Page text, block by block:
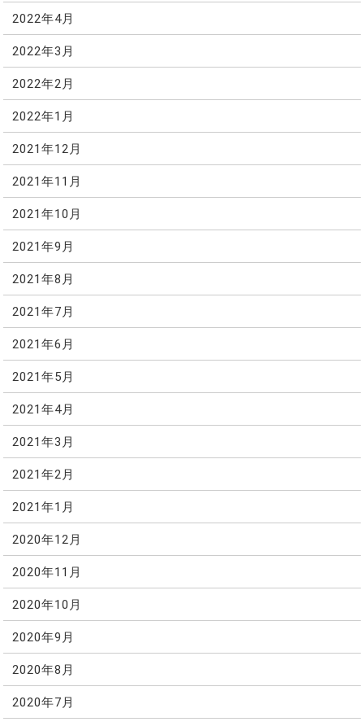
2022年4月
2022年3月
2022年2月
2022年1月
2021年12月
2021年11月
2021年10月
2021年9月
2021年8月
2021年7月
2021年6月
2021年5月
2021年4月
2021年3月
2021年2月
2021年1月
2020年12月
2020年11月
2020年10月
2020年9月
2020年8月
2020年7月